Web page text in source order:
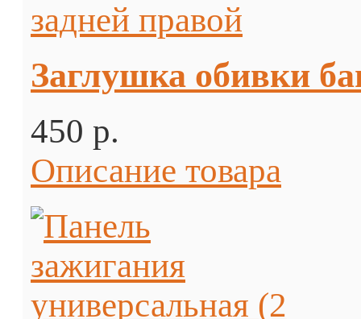
Заглушка обивки
450 p.
Описание товара